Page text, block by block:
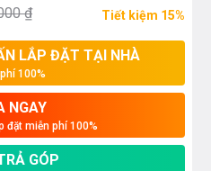
₫ Tiết kiệm 15%
LẮP ĐẶT TẠI NHÀ
100%
NGAY
đặt miễn phí 100%
GÓP